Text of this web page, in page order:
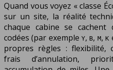
Quand vous voyez « classe
sur un site, la réalité
chaque cabine se cachent
codées (par exempleY, B, M, K
propres règles : flexibilité,
frais d’annulation,